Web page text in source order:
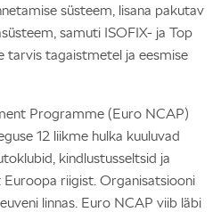
süsteem, lisana pakutav
samuti ISOFIX- ja Top
tarvis tagaistmetel ja eesmise
Programme (Euro NCAP)
12 liikme hulka kuuluvad
kindlustusseltsid ja
riigist. Organisatsiooni
linnas. Euro NCAP viib läbi